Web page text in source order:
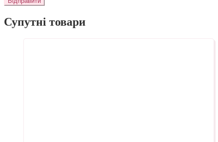
Супутні товари